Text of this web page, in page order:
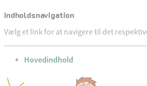
Indholdsnavigation
Vælg et link for at navigere til det
gå til
Hovedindhold